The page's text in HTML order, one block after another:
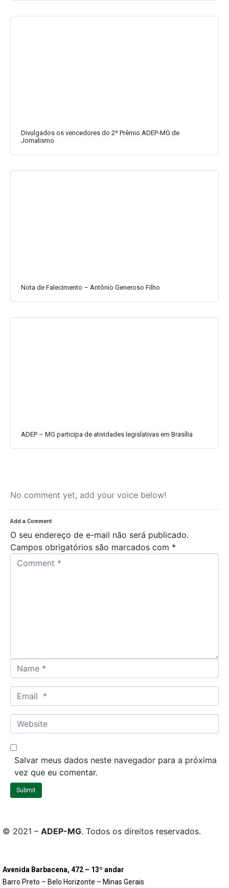
Divulgados os vencedores do 2º Prêmio ADEP-MG de
Jornalismo
Nota de Falecimento – Antônio Generoso Filho
ADEP – MG participa de atividades legislativas em Brasília
No comment yet, add your voice below!
Add a Comment
O seu endereço de e-mail não será publicado.
Campos obrigatórios são marcados com *
a
m
*
m
a
*
W
e
b
t
Salvar meus dados neste navegador para a próxima
vez que eu comentar.
Submit
© 2021 – ADEP-MG. Todos os direitos reservados.
Avenida Barbacena, 472 – 13º andar
Barro Preto – Belo Horizonte – Minas Gerais